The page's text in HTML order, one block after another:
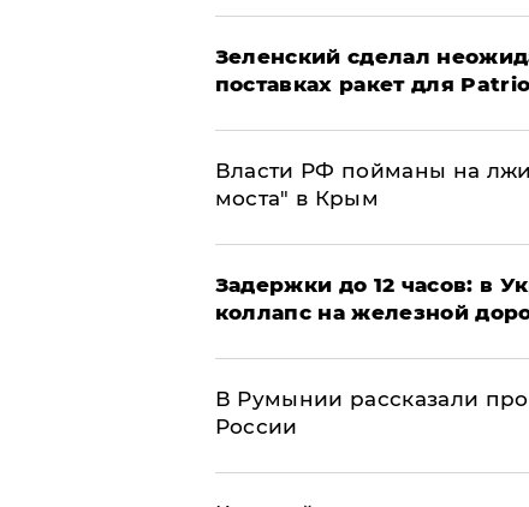
Зеленский сделал
поставках ракет для
Власти РФ пойманы на лжи
моста" в Крым
Задержки до 12 часов: в
коллапс на железной
В Румынии рассказали
России